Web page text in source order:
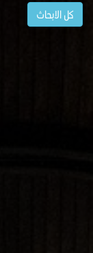
كل الابحاث